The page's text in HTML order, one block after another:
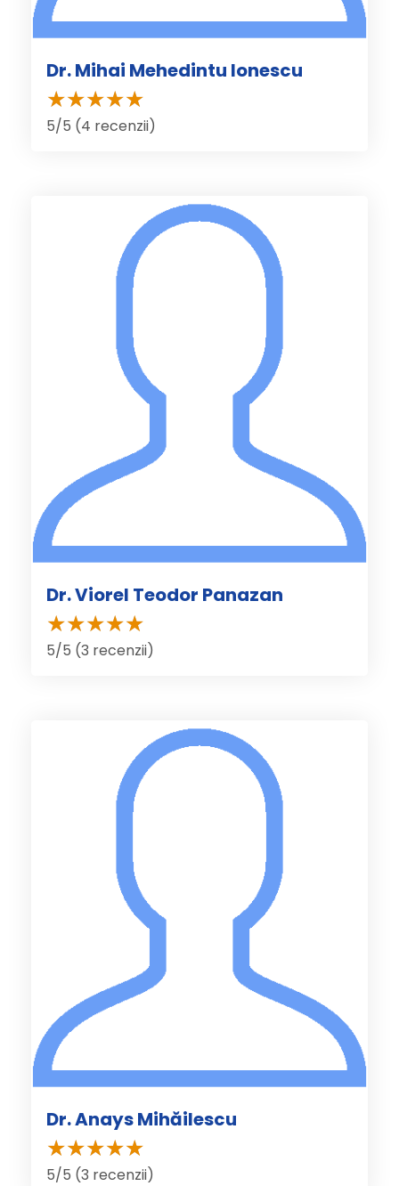
Dr. Mihai Mehedintu Ionescu
5/5 (4 recenzii)
Dr. Viorel Teodor Panazan
5/5 (3 recenzii)
Dr. Anays Mihăilescu
5/5 (3 recenzii)